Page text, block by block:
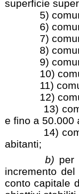
superficie
5) comuni
6) comuni
7) comuni
8) comuni
9) comuni
10) comuni
11) comuni
12) comuni
13)
e fino a 50.000
14)
abitanti;
b) per
incremento
conto capitale